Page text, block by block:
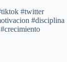
#twitter
#disciplina